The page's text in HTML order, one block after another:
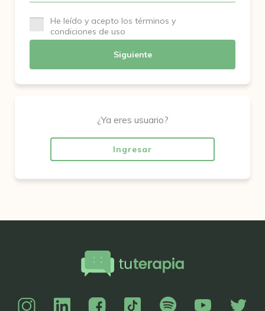
He leído y acepto los términos y
condiciones de uso
Siguiente
¿Ya eres usuario?
Ingresar